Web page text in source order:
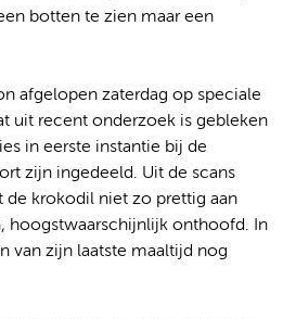
botten te zien maar een
afgelopen zaterdag op speciale
uit recent onderzoek is gebleken
in eerste instantie bij de
zijn ingedeeld. Uit de scans
de krokodil niet zo prettig aan
hoogstwaarschijnlijk onthoofd. In
van zijn laatste maaltijd nog